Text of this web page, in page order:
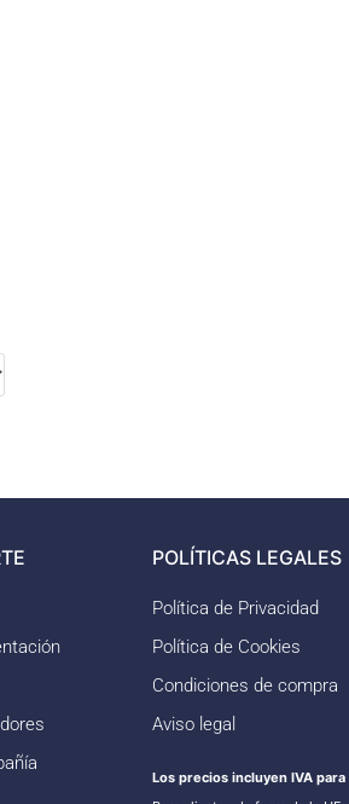
POLÍTICAS LEGALES
Política de Privacidad
Política de Cookies
Condiciones de compra
Aviso legal
Los precios incluyen IVA para